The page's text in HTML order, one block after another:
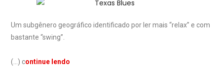
Um subgênero geográfico identificado por ler mais “relax” e com
bastante “swing”.
(…) continue lendo